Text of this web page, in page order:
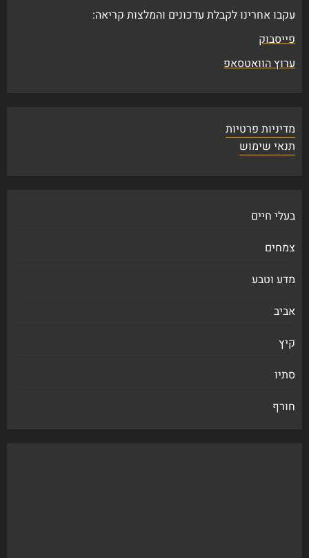
עקבו אחרינו לקבלת עדכונים והמלצות קריאה:
פייסבוק
ערוץ הוואטסאפ
מדיניות פרטיות
תנאי שימוש
בעלי חיים
צמחים
מדע וטבע
אביב
קיץ
סתיו
חורף